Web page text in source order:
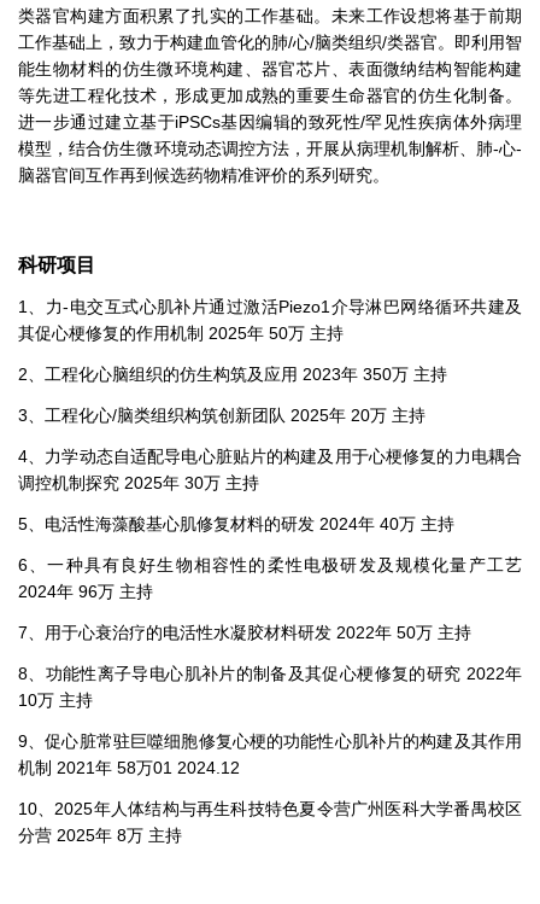
类器官构建方面积累了扎实的工作基础。未来工作设想将基于前期
工作基础上，致力于构建血管化的肺/心/脑类组织/类器官。即利用智
能生物材料的仿生微环境构建、器官芯片、表面微纳结构智能构建
等先进工程化技术，形成更加成熟的重要生命器官的仿生化制备。
进一步通过建立基于iPSCs基因编辑的致死性/罕见性疾病体外病理
模型，结合仿生微环境动态调控方法，开展从病理机制解析、肺-心-
脑器官间互作再到候选药物精准评价的系列研究。
科研项目
1、力-电交互式心肌补片通过激活Piezo1介导淋巴网络循环共建及
其促心梗修复的作用机制 2025年 50万 主持
2、工程化心脑组织的仿生构筑及应用 2023年 350万 主持
3、工程化心/脑类组织构筑创新团队 2025年 20万 主持
4、力学动态自适配导电心脏贴片的构建及用于心梗修复的力电耦合
调控机制探究 2025年 30万 主持
5、电活性海藻酸基心肌修复材料的研发 2024年 40万 主持
6、一种具有良好生物相容性的柔性电极研发及规模化量产工艺
2024年 96万 主持
7、用于心衰治疗的电活性水凝胶材料研发 2022年 50万 主持
8、功能性离子导电心肌补片的制备及其促心梗修复的研究 2022年
10万 主持
9、促心脏常驻巨噬细胞修复心梗的功能性心肌补片的构建及其作用
机制 2021年 58万01 2024.12
10、2025年人体结构与再生科技特色夏令营广州医科大学番禺校区
分营 2025年 8万 主持